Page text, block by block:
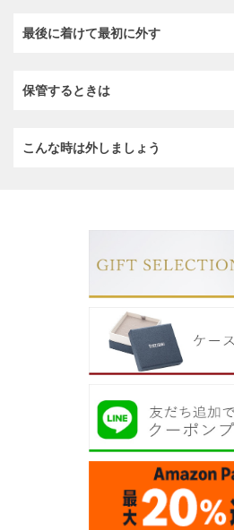
最後に着けて最初に外す
保管するときは
こんな時は外しましょう